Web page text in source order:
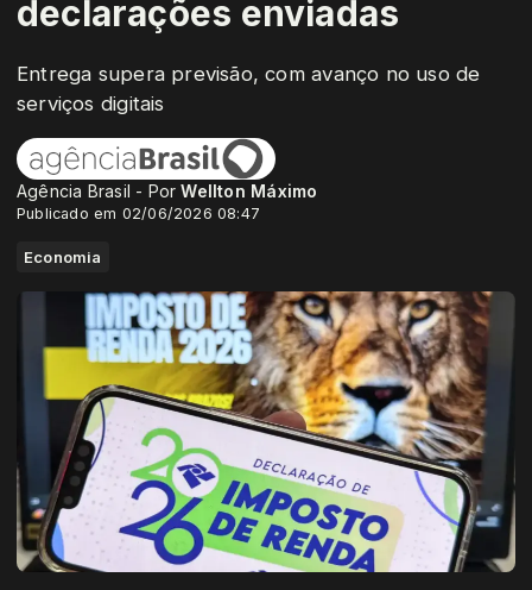
declarações enviadas
Entrega supera previsão, com avanço no uso de
serviços digitais
Agência Brasil - PorWellton Máximo
Publicado em 02/06/2026 08:47
Economia